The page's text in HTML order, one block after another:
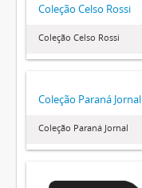
Coleção Celso Rossi
Coleção Celso Rossi
Coleção Paraná Jornal
Coleção Paraná Jornal